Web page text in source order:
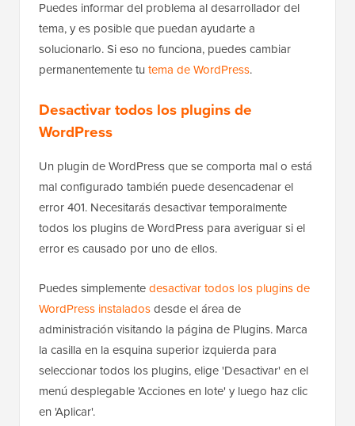
Puedes informar del problema al desarrollador del
tema, y es posible que puedan ayudarte a
solucionarlo. Si eso no funciona, puedes cambiar
permanentemente tu tema de WordPress.
Desactivar todos los plugins de
WordPress
Un plugin de WordPress que se comporta mal o está
mal configurado también puede desencadenar el
error 401. Necesitarás desactivar temporalmente
todos los plugins de WordPress para averiguar si el
error es causado por uno de ellos.
Puedes simplementedesactivar todos los plugins de
WordPress instaladosdesde el área de
administración visitando la página de Plugins. Marca
la casilla en la esquina superior izquierda para
seleccionar todos los plugins, elige 'Desactivar' en el
menú desplegable 'Acciones en lote' y luego haz clic
en 'Aplicar'.